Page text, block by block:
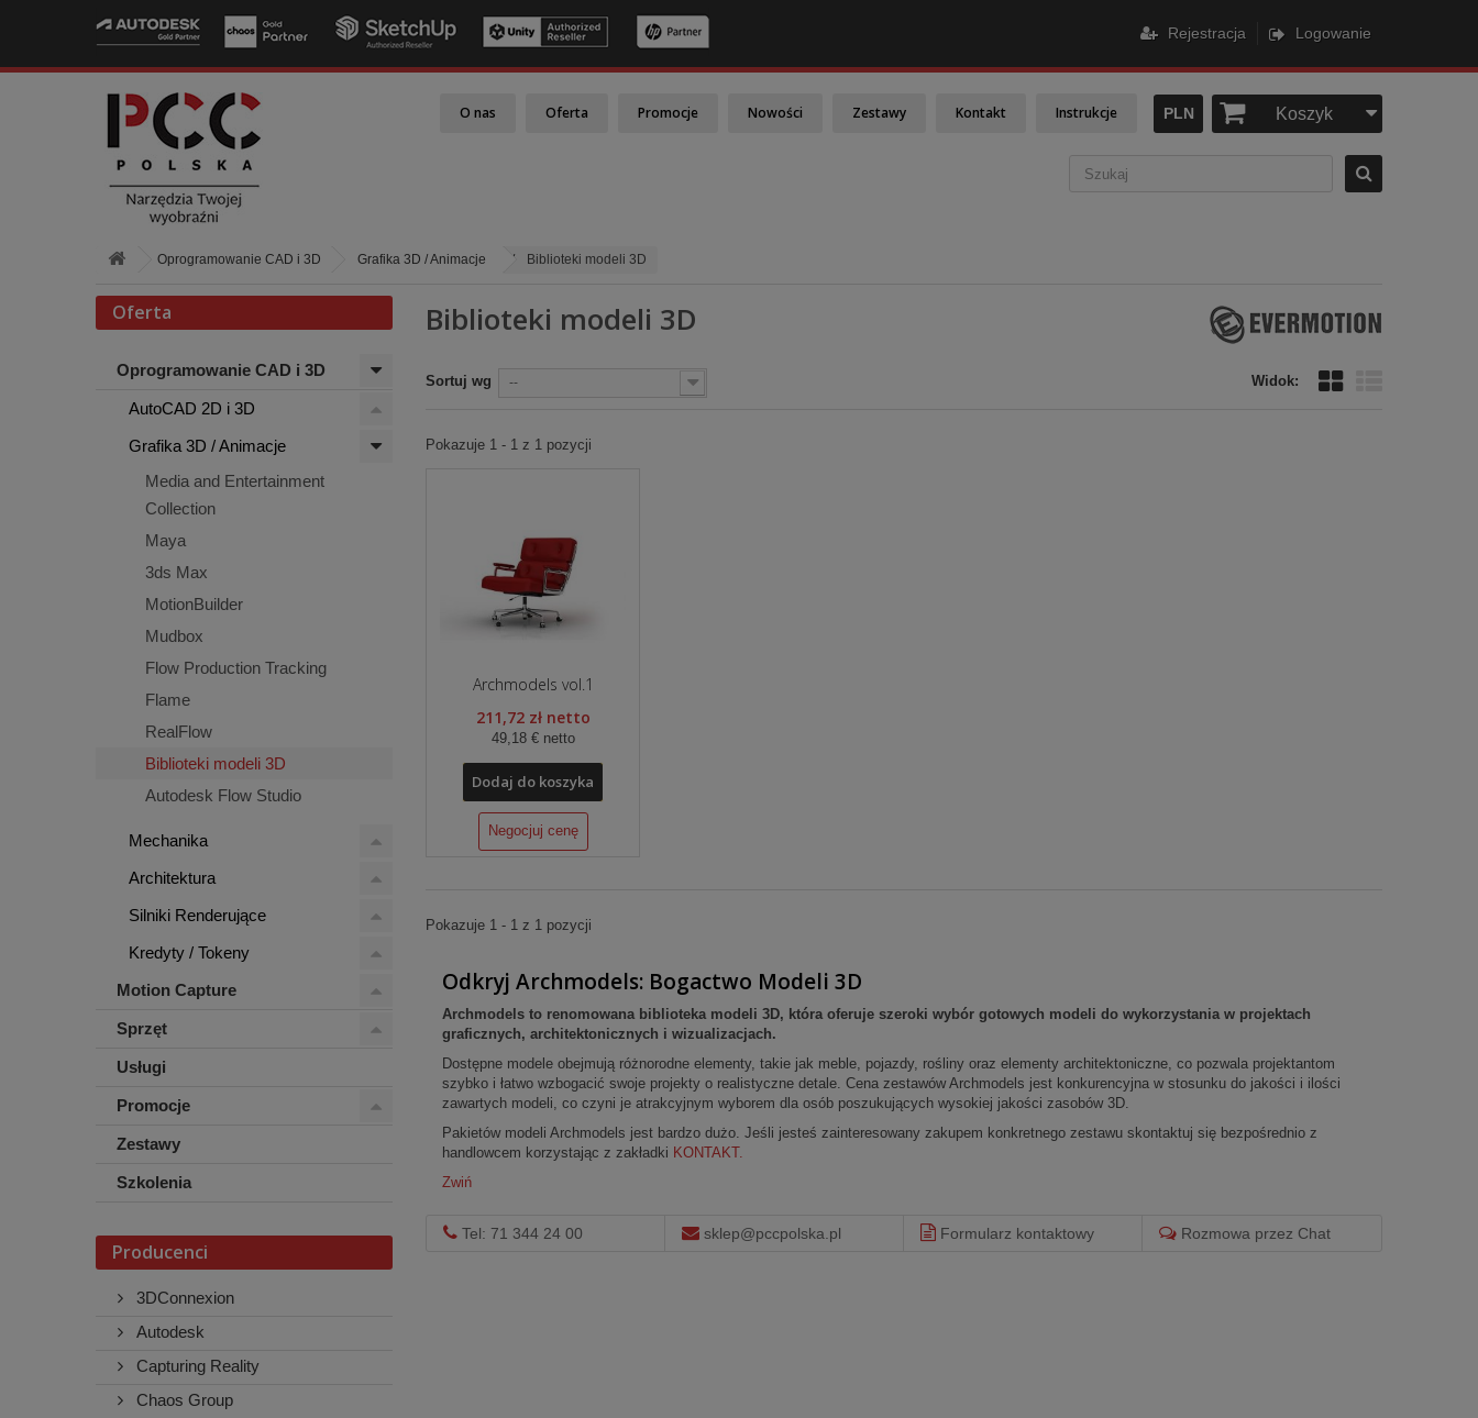
Logowanie
Rejestracja
O nas Oferta Promocje Nowości Zestawy Kontakt Instrukcje Koszyk
PLN
Oprogramowanie CAD i 3D Grafika 3D / Animacje Biblioteki modeli 3D
Oferta
Oprogramowanie CAD i 3D
AutoCAD 2D i 3D
Grafika 3D / Animacje
Media and Entertainment
Collection
Maya
3ds Max
MotionBuilder
Mudbox
Flow Production Tracking
Flame
RealFlow
Biblioteki modeli 3D
Autodesk Flow Studio
Mechanika
Architektura
Silniki Renderujące
Kredyty / Tokeny
Motion Capture
Sprzęt
Usługi
Promocje
Zestawy
Szkolenia
Producenci
3DConnexion
Autodesk
Capturing Reality
Chaos Group
Biblioteki modeli 3D
Widok:
Sortuj wg --
Pokazuje 1 - 1 z 1 pozycji
Archmodels vol.1
211,72 zł netto
49,18 € netto
Dodaj do koszyka
Negocjuj cenę
Pokazuje 1 - 1 z 1 pozycji
Odkryj Archmodels: Bogactwo Modeli 3D
Archmodels to renomowana biblioteka modeli 3D, która oferuje szeroki wybór gotowych modeli do wykorzystania w projektach
graficznych, architektonicznych i wizualizacjach.
Dostępne modele obejmują różnorodne elementy, takie jak meble, pojazdy, rośliny oraz elementy architektoniczne, co pozwala projektantom
szybko i łatwo wzbogacić swoje projekty o realistyczne detale. Cena zestawów Archmodels jest konkurencyjna w stosunku do jakości i ilości
zawartych modeli, co czyni je atrakcyjnym wyborem dla osób poszukujących wysokiej jakości zasobów 3D.
Pakietów modeli Archmodels jest bardzo dużo. Jeśli jesteś zainteresowany zakupem konkretnego zestawu skontaktuj się bezpośrednio z
handlowcem korzystając z zakładki KONTAKT.
Zwiń
Tel: 71 344 24 00 sklep@pccpolska.pl Formularz kontaktowy Rozmowa przez Chat